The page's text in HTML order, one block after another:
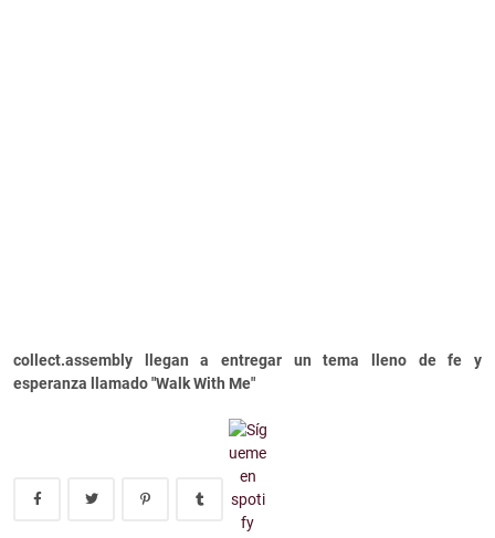
collect.assembly llegan a entregar un tema lleno de fe y
esperanza llamado "Walk With Me"